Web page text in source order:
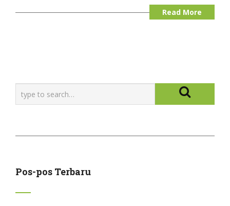
Read More
Pos-pos Terbaru